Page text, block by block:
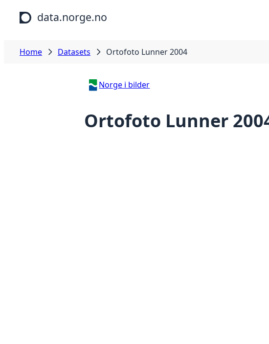
Skip to main content
data.norge.no
Home Datasets Ortofoto Lunner 2004
Norge i bilder
Ortofoto Lunner